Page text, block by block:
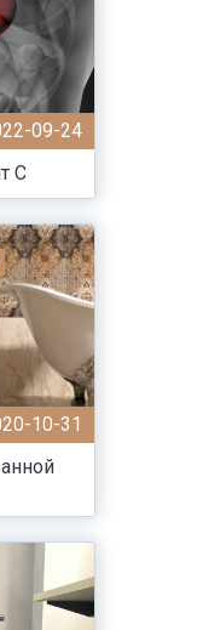
09-24
С
10-31